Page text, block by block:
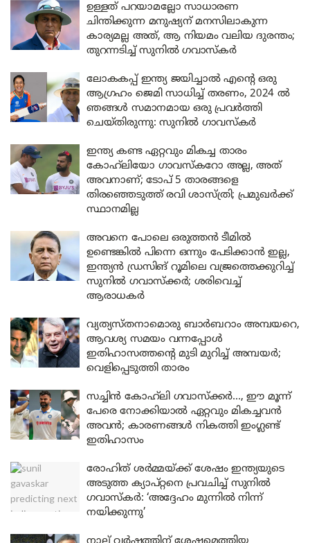
ഉള്ളത് പറയാമല്ലോ സാധാരണ
ചിന്തിക്കുന്ന മനുഷ്യന് മനസിലാകുന്ന
കാര്യമല്ല അത്, ആ നിയമം വലിയ ദുരന്തം;
തുറന്നടിച്ച് സുനിൽ ഗവാസ്‌കർ
ലോകകപ്പ് ഇന്ത്യ ജയിച്ചാൽ എന്റെ ഒരു
ആഗ്രഹം ജെമി സാധിച്ച് തരണം, 2024 ൽ
ഞങ്ങൾ സമാനമായ ഒരു പ്രവർത്തി
ചെയ്തിരുന്നു: സുനിൽ ഗാവസ്‌കർ
ഇന്ത്യ കണ്ട ഏറ്റവും മികച്ച താരം
കോഹ്‌ലിയോ ഗാവസ്‌കറോ അല്ല, അത്
അവനാണ്; ടോപ് 5 താരങ്ങളെ
തിരഞ്ഞെടുത്ത് രവി ശാസ്ത്രി; പ്രമുഖർക്ക്
സ്ഥാനമില്ല
അവനെ പോലെ ഒരുത്തൻ ടീമിൽ
ഉണ്ടെങ്കിൽ പിന്നെ ഒന്നും പേടിക്കാൻ ഇല്ല,
ഇന്ത്യൻ ഡ്രസിങ് റൂമിലെ വജ്രത്തെക്കുറിച്ച്
സുനിൽ ഗവാസ്‌ക്കർ; ശരിവെച്ച്
ആരാധകർ
വ്യത്യസ്തനാമൊരു ബാർബറാം അമ്പയറെ,
ആവശ്യ സമയം വന്നപ്പോൾ
ഇതിഹാസത്തന്റെ മുടി മുറിച്ച് അമ്പയർ;
വെളിപ്പെടുത്തി താരം
സച്ചിൻ കോഹ്‌ലി ഗവാസ്‌ക്കർ…, ഈ മൂന്ന്
പേരെ നോക്കിയാൽ ഏറ്റവും മികച്ചവൻ
അവൻ; കാരണങ്ങൾ നികത്തി ഇംഗ്ലണ്ട്
ഇതിഹാസം
രോഹിത് ശർമ്മയ്ക്ക് ശേഷം ഇന്ത്യയുടെ
അടുത്ത ക്യാപ്റ്റനെ പ്രവചിച്ച് സുനിൽ
ഗവാസ്‌കർ: ‘അദ്ദേഹം മുന്നിൽ നിന്ന്
നയിക്കുന്നു’